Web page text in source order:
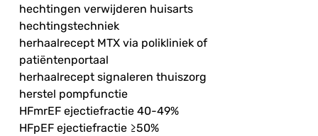
hechtingen verwijderen huisarts
hechtingstechniek
herhaalrecept MTX via polikliniek of
patiëntenportaal
herhaalrecept signaleren thuiszorg
herstel pompfunctie
HFmrEF ejectiefractie 40-49%
HFpEF ejectiefractie ≥50%